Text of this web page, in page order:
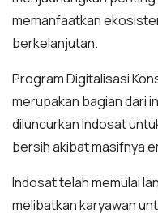
memanfaatkan
berkelanjutan.
Program Digitalisasi
merupakan bagian dari
diluncurkan Indosat
bersih akibat masifnya
Indosat telah memulai
melibatkan karyawan